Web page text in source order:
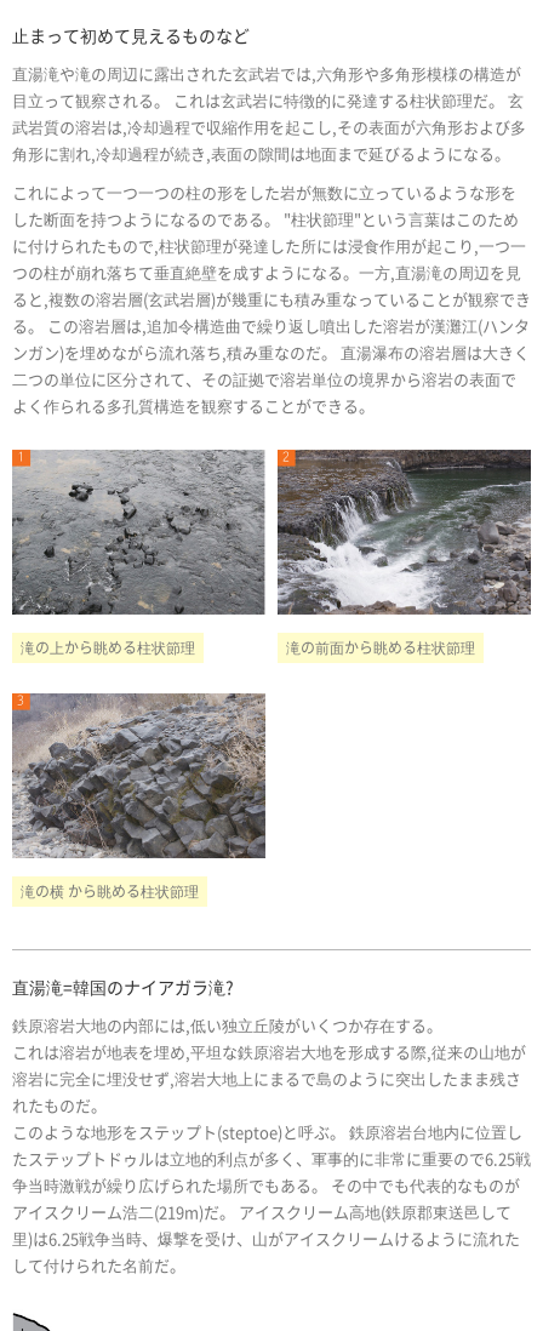
止まって初めて見えるものなど
直湯滝や滝の周辺に露出された玄武岩では,六角形や多角形模様の構造が
目立って観察される。 これは玄武岩に特徴的に発達する柱状節理だ。 玄
武岩質の溶岩は,冷却過程で収縮作用を起こし,その表面が六角形および多
角形に割れ,冷却過程が続き,表面の隙間は地面まで延びるようになる。
これによって一つ一つの柱の形をした岩が無数に立っているような形を
した断面を持つようになるのである。 "柱状節理"という言葉はこのため
に付けられたもので,柱状節理が発達した所には浸食作用が起こり,一つ一
つの柱が崩れ落ちて垂直絶壁を成すようになる。一方,直湯滝の周辺を見
ると,複数の溶岩層(玄武岩層)が幾重にも積み重なっていることが観察でき
る。 この溶岩層は,追加令構造曲で繰り返し噴出した溶岩が漢灘江(ハンタ
ンガン)を埋めながら流れ落ち,積み重なのだ。 直湯瀑布の溶岩層は大きく
二つの単位に区分されて、その証拠で溶岩単位の境界から溶岩の表面で
よく作られる多孔質構造を観察することができる。
滝の上から眺める柱状節理 滝の前面から眺める柱状節理
滝の横 から眺める柱状節理
直湯滝=韓国のナイアガラ滝?
鉄原溶岩大地の内部には,低い独立丘陵がいくつか存在する。
これは溶岩が地表を埋め,平坦な鉄原溶岩大地を形成する際,従来の山地が
溶岩に完全に埋没せず,溶岩大地上にまるで島のように突出したまま残さ
れたものだ。
このような地形をステップト(steptoe)と呼ぶ。 鉄原溶岩台地内に位置し
たステップトドゥルは立地的利点が多く、軍事的に非常に重要ので6.25戦
争当時激戦が繰り広げられた場所でもある。 その中でも代表的なものが
アイスクリーム浩二(219m)だ。 アイスクリーム高地(鉄原郡東送邑して
里)は6.25戦争当時、爆撃を受け、山がアイスクリームけるように流れた
して付けられた名前だ。